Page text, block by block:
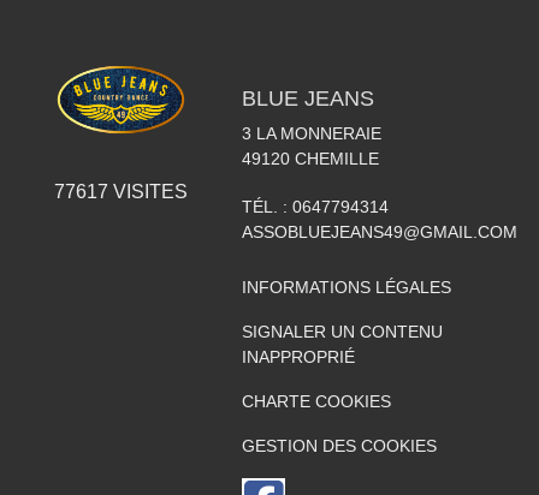
77617 VISITES
BLUE JEANS
3 LA MONNERAIE
49120 CHEMILLE
TÉL. : 0647794314
ASSOBLUEJEANS49@GMAIL.COM
INFORMATIONS LÉGALES
SIGNALER UN CONTENU
INAPPROPRIÉ
CHARTE COOKIES
GESTION DES COOKIES